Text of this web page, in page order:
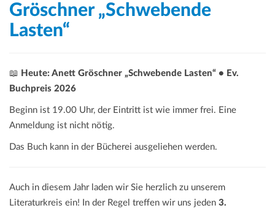
Gröschner „Schwebende
Lasten“
📖 Heute: Anett Gröschner „Schwebende Lasten“ • Ev.
Buchpreis 2026
Beginn ist 19.00 Uhr, der Eintritt ist wie immer frei. Eine
Anmeldung ist nicht nötig.
Das Buch kann in der Bücherei ausgeliehen werden.
Auch in diesem Jahr laden wir Sie herzlich zu unserem
Literaturkreis ein! In der Regel treffen wir uns jeden 3.